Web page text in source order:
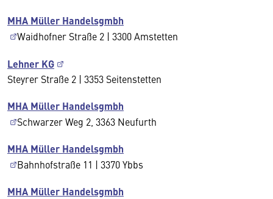
MHA Müller Handelsgmbh
Waidhofner Straße 2 | 3300 Amstetten
Lehner KG
Steyrer Straße 2 | 3353 Seitenstetten
MHA Müller Handelsgmbh
Schwarzer Weg 2, 3363 Neufurth
MHA Müller Handelsgmbh
Bahnhofstraße 11 | 3370 Ybbs
MHA Müller Handelsgmbh